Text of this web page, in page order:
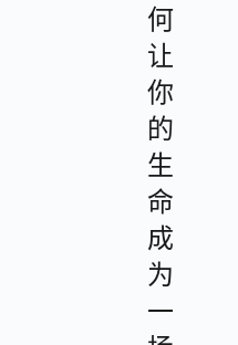
何
让
你
的
生
命
成
为
一